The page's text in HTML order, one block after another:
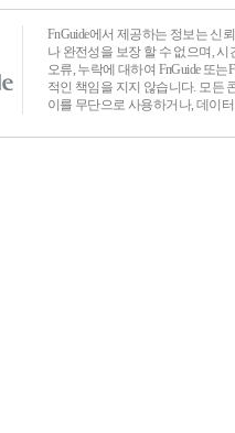
FnGuide에서 제공하는 정보는 신
나 완전성을 보장 할 수 없으며,
오류, 누락에 대하여 FnGuide 또
적인 책임을 지지 않습니다. 모든
이를 무단으로 사용하거나, 데이